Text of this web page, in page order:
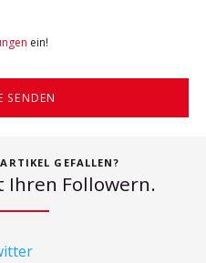
ein!
SENDEN
GEFALLEN?
Ihren Followern.